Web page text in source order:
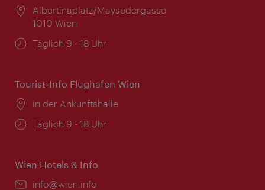
Ort:
Albertinaplatz/Maysedergasse
1010 Wien
Öffnungszeiten:
Täglich 9 - 18 Uhr
Tourist-Info Flughafen Wien
Ort:
in der Ankunftshalle
Öffnungszeiten:
Täglich 9 - 18 Uhr
Wien Hotels & Info
Email:
info@wien.info